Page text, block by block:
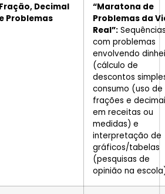
Fração, Decimal
e Problemas
“Maratona de
Problemas da
Real”:
com problemas
envolvendo
(cálculo de
descontos
consumo (uso de
frações e
em receitas ou
medidas) e
interpretação de
gráficos/tabelas
(pesquisas de
opinião na